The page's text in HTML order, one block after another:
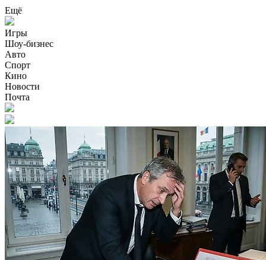
Ещё
Игры
Шоу-бизнес
Авто
Спорт
Кино
Новости
Почта